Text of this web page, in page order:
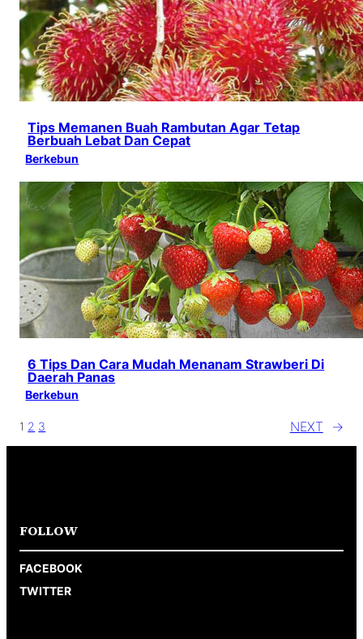
Tips Memanen Buah Rambutan Agar Tetap
Berbuah Lebat Dan Cepat
Berkebun
6 Tips Dan Cara Mudah Menanam Strawberi Di
Daerah Panas
Berkebun
1 2 3 NEXT →
FOLLOW
FACEBOOK
TWITTER